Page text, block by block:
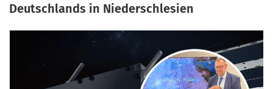
Deutschlands in Niederschlesien